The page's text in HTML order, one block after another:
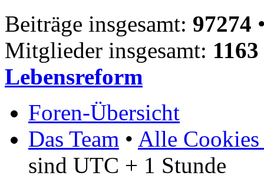
Beiträge insgesamt: 97274
Mitglieder insgesamt: 1163
Lebensreform
Foren-Übersicht
Das Team • Alle Cookies
sind UTC + 1 Stunde